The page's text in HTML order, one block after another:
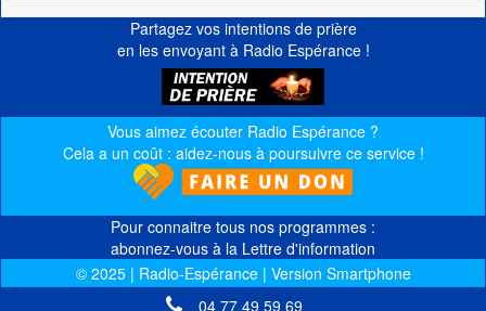
Partagez vos intentions de prière
en les envoyant à Radio Espérance !
Vous aimez écouter Radio Espérance ?
Cela a un coût : aidez-nous à poursuivre ce service !
Pour connaitre tous nos programmes :
abonnez-vous à la Lettre d'information
© 2025 | Radio-Espérance | Version Smartphone
04 77 49 59 69